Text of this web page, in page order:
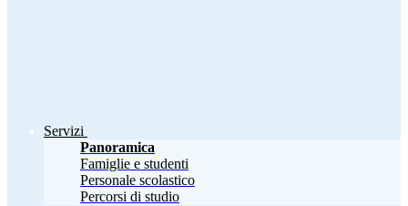
Servizi
Panoramica
Famiglie e studenti
Personale scolastico
Percorsi di studio